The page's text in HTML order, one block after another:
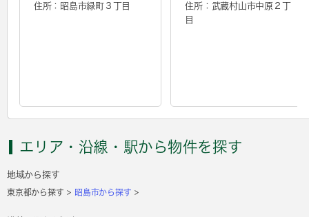
住所：昭島市緑町３丁目
住所：武蔵村山市中原２丁
目
エリア・沿線・駅から物件を探す
地域から探す
東京都から探す 昭島市から探す